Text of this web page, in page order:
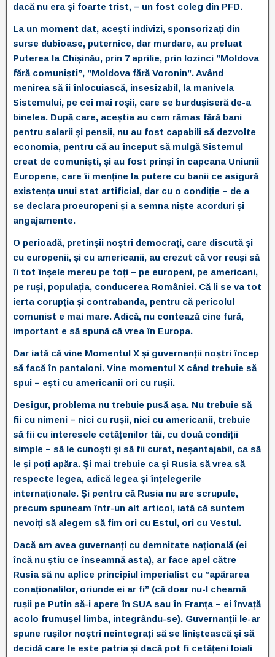
dacă nu era și foarte trist, – un fost coleg din PFD.
La un moment dat, acești indivizi, sponsorizați din
surse dubioase, puternice, dar murdare, au preluat
Puterea la Chișinău, prin 7 aprilie, prin lozinci ”Moldova
fără comuniști”, ”Moldova fără Voronin”. Având
menirea să îi înlocuiască, insesizabil, la manivela
Sistemului, pe cei mai roșii, care se burdușiseră de-a
binelea. După care, aceștia au cam rămas fără bani
pentru salarii și pensii, nu au fost capabili să dezvolte
economia, pentru că au început să mulgă Sistemul
creat de comuniști, și au fost prinși în capcana Uniunii
Europene, care îi menține la putere cu banii ce asigură
existența unui stat artificial, dar cu o condiție – de a
se declara proeuropeni și a semna niște acorduri și
angajamente.
O perioadă, pretinșii noștri democrați, care discută și
cu europenii, și cu americanii, au crezut că vor reuși să
îi tot înșele mereu pe toți – pe europeni, pe americani,
pe ruși, populația, conducerea României. Că li se va tot
ierta corupția și contrabanda, pentru că pericolul
comunist e mai mare. Adică, nu contează cine fură,
important e să spună că vrea în Europa.
Dar iată că vine Momentul X și guvernanții noștri încep
să facă în pantaloni. Vine momentul X când trebuie să
spui – ești cu americanii ori cu rușii.
Desigur, problema nu trebuie pusă așa. Nu trebuie să
fii cu nimeni – nici cu rușii, nici cu americanii, trebuie
să fii cu interesele cetățenilor tăi, cu două condiții
simple – să le cunoști și să fii curat, neșantajabil, ca să
le și poți apăra. Și mai trebuie ca și Rusia să vrea să
respecte legea, adică legea și înțelegerile
internaționale. Și pentru că Rusia nu are scrupule,
precum spuneam într-un alt articol, iată că suntem
nevoiți să alegem să fim ori cu Estul, ori cu Vestul.
Dacă am avea guvernanți cu demnitate națională (ei
încă nu știu ce înseamnă asta), ar face apel către
Rusia să nu aplice principiul imperialist cu ”apărarea
conaționalilor, oriunde ei ar fi” (că doar nu-l cheamă
rușii pe Putin să-i apere în SUA sau în Franța – ei învață
acolo frumușel limba, integrându-se). Guvernanții le-ar
spune rușilor noștri neintegrați să se liniștească și să
decidă care le este patria și dacă pot fi cetățeni loiali